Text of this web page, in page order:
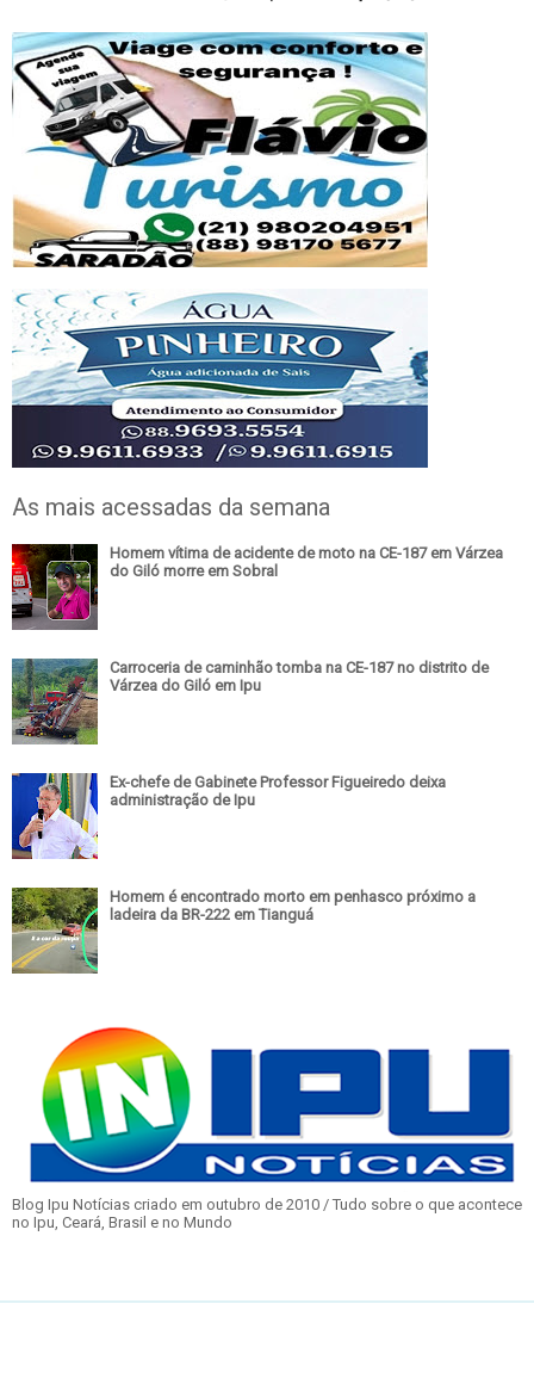
As mais acessadas da semana
Homem vítima de acidente de moto na CE-187 em Várzea
do Giló morre em Sobral
Carroceria de caminhão tomba na CE-187 no distrito de
Várzea do Giló em Ipu
Ex-chefe de Gabinete Professor Figueiredo deixa
administração de Ipu
Homem é encontrado morto em penhasco próximo a
ladeira da BR-222 em Tianguá
Blog Ipu Notícias criado em outubro de 2010 / Tudo sobre o que acontece
no Ipu, Ceará, Brasil e no Mundo